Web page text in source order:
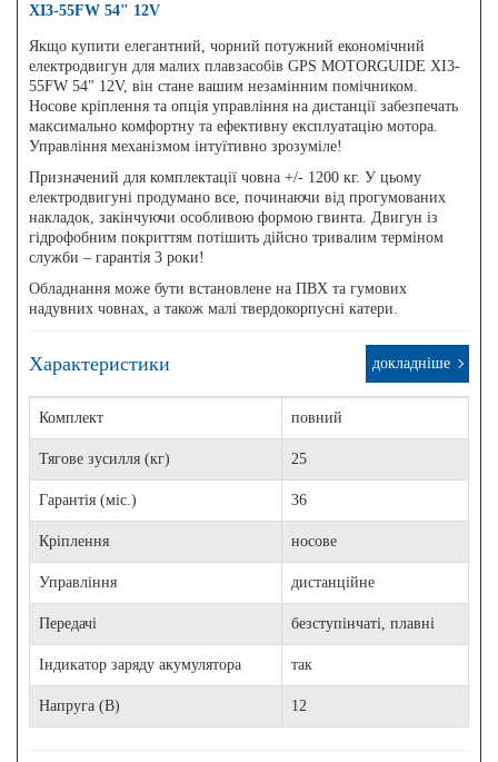
XI3-55FW 54" 12V
Якщо купити елегантний, чорний потужний економічний
електродвигун для малих плавзасобів GPS MOTORGUIDE XI3-
55FW 54" 12V, він стане вашим незамінним помічником.
Носове кріплення та опція управління на дистанції забезпечать
максимально комфортну та ефективну експлуатацію мотора.
Управління механізмом інтуїтивно зрозуміле!
Призначений для комплектації човна +/- 1200 кг. У цьому
електродвигуні продумано все, починаючи від прогумованих
накладок, закінчуючи особливою формою гвинта. Двигун із
гідрофобним покриттям потішить дійсно тривалим терміном
служби – гарантія 3 роки!
Обладнання може бути встановлене на ПВХ та гумових
надувних човнах, а також малі твердокорпусні катери.
Характеристики докладніше
Комплект повний
Тягове зусилля (кг) 25
Гарантія (міс.) 36
Кріплення носове
Управління дистанційне
Передачі безступінчаті, плавні
Індикатор заряду акумулятора так
Напруга (В) 12